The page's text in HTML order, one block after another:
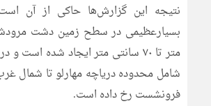
نتیجه این گزارش‌ها حاکی از آن
بسیارعظیمی در سطح زمین دشت
متر تا ۷۰ سانتی متر ایجاد شده
شامل محدوده دریاچه مهارلو تا شمال
فرونشست رخ داده است.